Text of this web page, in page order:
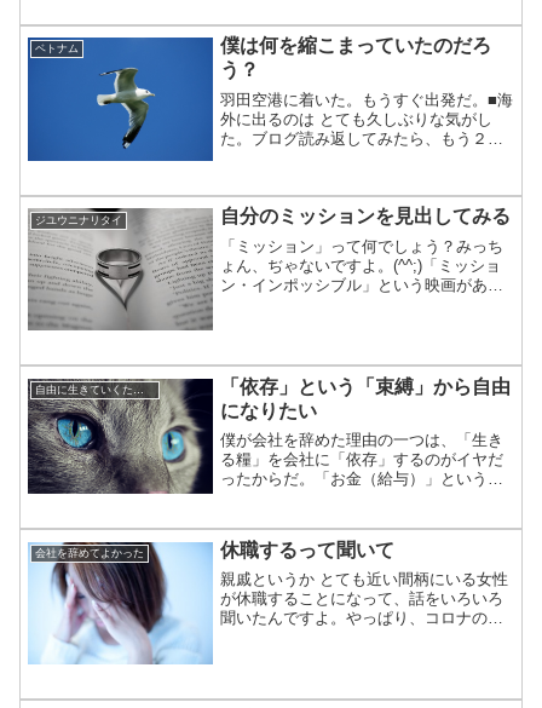
た。おすすめ頂いた「貧乏はお金持ち」
を図書館で借り、読ん...
ベトナム
僕は何を縮こまっていたのだろ
う？
羽田空港に着いた。もうすぐ出発だ。■海
外に出るのは とても久しぶりな気がし
た。ブログ読み返してみたら、もう２年
て、宝探しをするんだ！」って考えてい
たのに・・・。（僕はこ...
ジユウニナリタイ 自分のミッションを見出してみる
「ミッション」って何でしょう？みっち
ょん、ぢゃないですよ。(^^;)「ミッショ
ン・インポッシブル」という映画があり
この「ミッション」は...
「依存」という「束縛」から自由
になりたい
僕が会社を辞めた理由の一つは、「生き
る糧」を会社に「依存」するのがイヤだ
ったからだ。「お金（給与）」という生
がい」や「使命」と言うと大げさだけ
ど、そういう側面での「生き...
会社を辞めてよかった 休職するって聞いて
親戚というか とても近い間柄にいる女性
が休職することになって、話をいろいろ
聞いたんですよ。やっぱり、コロナの影
張れて、元気でいられるん...